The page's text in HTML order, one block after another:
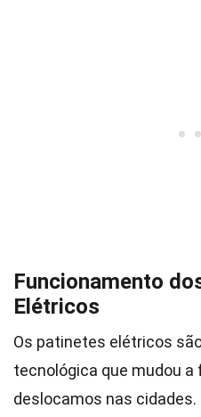
Funcionamento
Elétricos
Os patinetes elétricos
tecnológica que mudou a
deslocamos nas